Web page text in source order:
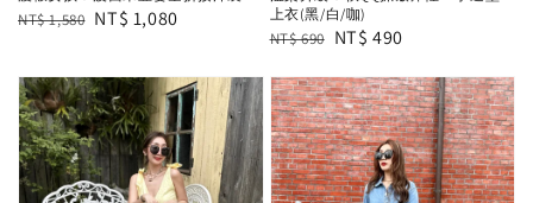
Regular
NT$ 1,580 Sale
NT$ 1,080
上衣(黑/白/咖)
Regular
NT$ 690 Sale
NT$ 490